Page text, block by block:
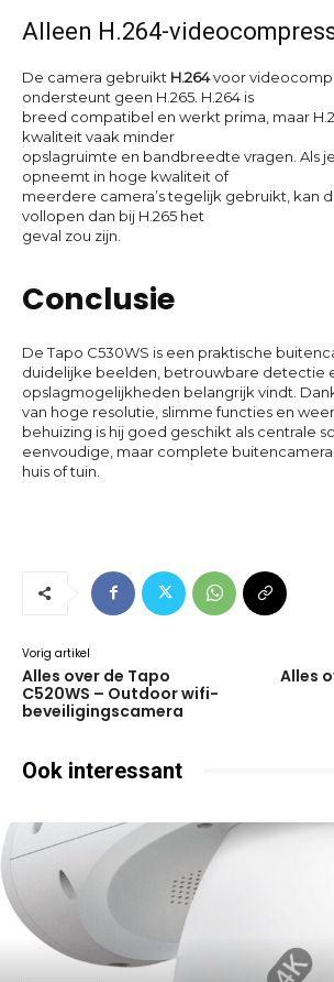
Alleen H.264-
De camera gebruikt H.264voor
ondersteunt geen H.265. H.264 is
breed compatibel en werkt prima, maar
kwaliteit vaak minder
opslagruimte en bandbreedte vragen. Als
opneemt in hoge kwaliteit of
meerdere camera’s tegelijk gebruikt, kan
vollopen dan bij H.265 het
geval zou zijn.
Conclusie
De Tapo C530WS is een praktische
duidelijke beelden, betrouwbare detectie
opslagmogelijkheden belangrijk vindt.
van hoge resolutie, slimme functies en
behuizing is hij goed geschikt als centrale
eenvoudige, maar complete
huis of tuin.
Vorig artikel
Alles over de Tapo
C520WS – Outdoor wifi-
beveiligingscamera
Alles
Ook interessant